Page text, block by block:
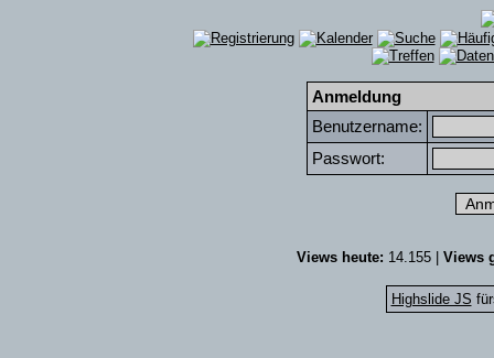
Anmeldung
Benutzername:
Passwort:
Views heute: 14.155 | Views
Highslide JS